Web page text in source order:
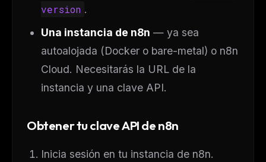
version .
Una instancia de n8n — ya sea
autoalojada (Docker o bare-metal) o n8n
Cloud. Necesitarás la URL de la
instancia y una clave API.
Obtener tu clave API de n8n
Inicia sesión en tu instancia de n8n.